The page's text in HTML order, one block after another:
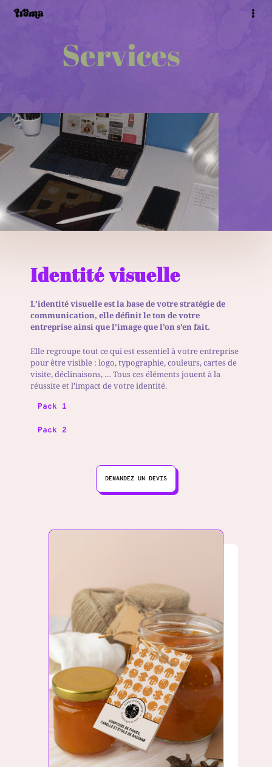
Services
Identité visuelle
L’identité visuelle est la base de votre stratégie de
communication, elle définit le ton de votre
entreprise ainsi que l’image que l’on s’en fait.
Elle regroupe tout ce qui est essentiel à votre entreprise
pour être visible : logo, typographie, couleurs, cartes de
visite, déclinaisons, … Tous ces éléments jouent à la
réussite et l’impact de votre identité.
Pack 1
Pack 2
DEMANDEZ UN DEVIS